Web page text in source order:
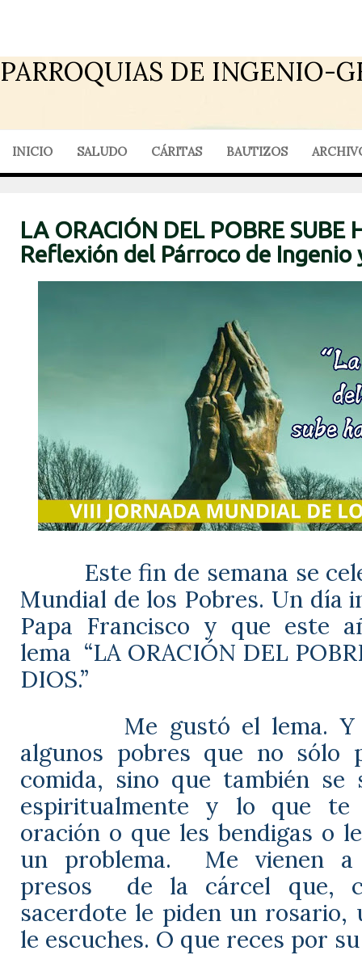
PARROQUIAS DE INGENIO-
INICIO SALUDO CÁRITAS BAUTIZOS
LA ORACIÓN DEL POBRE SUBE
Reflexión del Párroco de Ingenio
Este fin de semana se
Mundial de los Pobres. Un día
Papa Francisco y que este
lema “LA ORACIÓN DEL
DIOS.”
Me gustó el lema.
algunos pobres que no sólo
comida, sino que también se
espiritualmente y lo que te
oración o que les bendigas o
un problema.
Me vienen
presos
de la cárcel que,
sacerdote le piden un rosario,
le escuches. O que reces por